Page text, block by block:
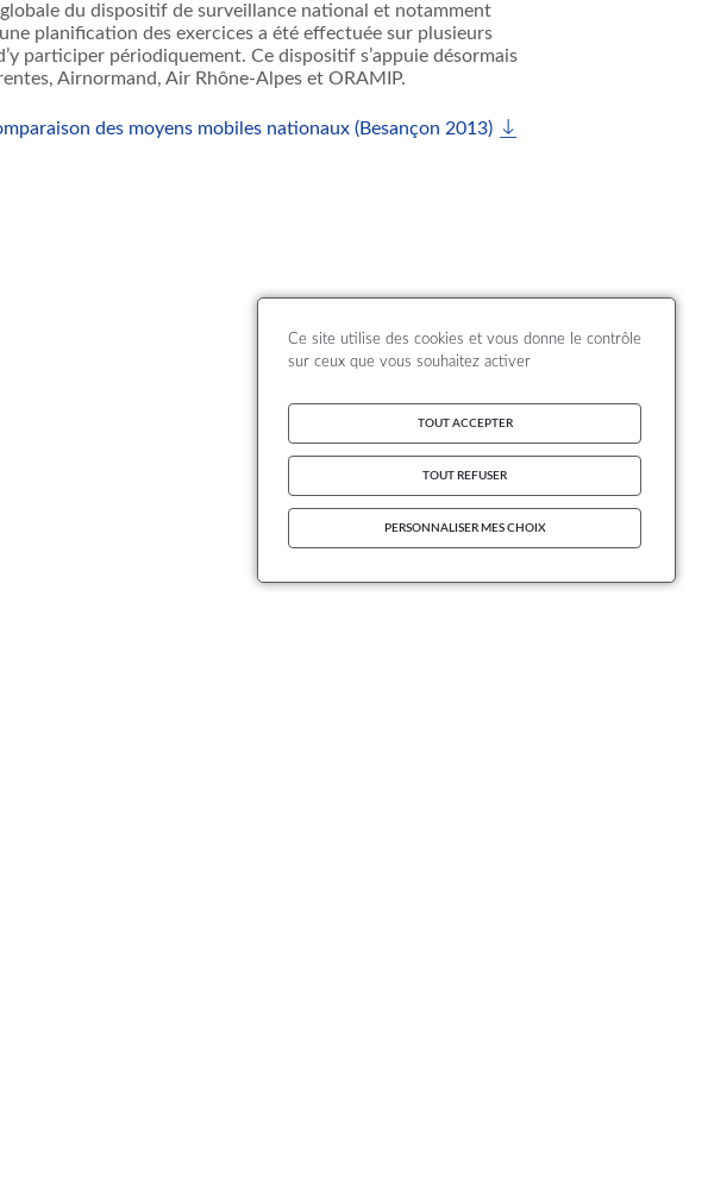
du dispositif de surveillance national et notamment
planification des exercices a été effectuée sur plusieurs
participer périodiquement. Ce dispositif s’appuie désormais
Airnormand, Air Rhône-Alpes et ORAMIP.
des moyens mobiles nationaux (Besançon 2013)
Ce site utilise des cookies et vous donne le contrôle
sur ceux que vous souhaitez activer
TOUT ACCEPTER
TOUT REFUSER
PERSONNALISER MES CHOIX